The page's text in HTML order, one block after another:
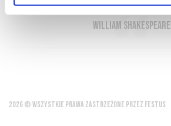
William Shakespeare
2026 © WSZYSTKIE PRAWA ZASTRZEŻONE PRZEZ FESTUS